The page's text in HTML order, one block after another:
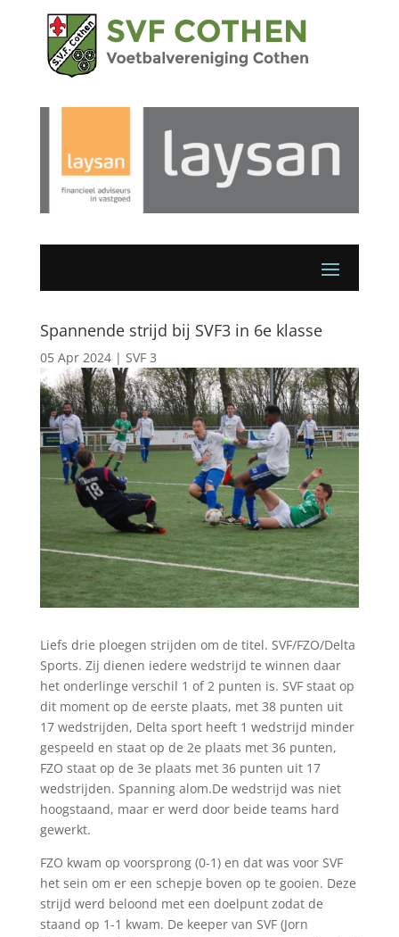
Spannende strijd bij SVF3 in 6e klasse
05 Apr 2024| SVF 3
Liefs drie ploegen strijden om de titel. SVF/FZO/Delta
Sports. Zij dienen iedere wedstrijd te winnen daar
het onderlinge verschil 1 of 2 punten is. SVF staat op
dit moment op de eerste plaats, met 38 punten uit
17 wedstrijden, Delta sport heeft 1 wedstrijd minder
gespeeld en staat op de 2e plaats met 36 punten,
FZO staat op de 3e plaats met 36 punten uit 17
wedstrijden. Spanning alom.De wedstrijd was niet
hoogstaand, maar er werd door beide teams hard
gewerkt.
FZO kwam op voorsprong (0-1) en dat was voor SVF
het sein om er een schepje boven op te gooien. Deze
strijd werd beloond met een doelpunt zodat de
staand op 1-1 kwam. De keeper van SVF (Jorn